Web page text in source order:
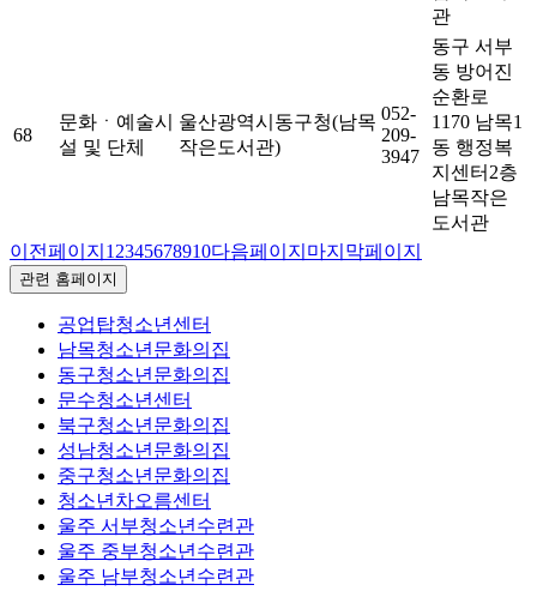
관
68
문화ㆍ예술시
설 및 단체
울산광역시동구청(남목
작은도서관)
052-
209-
3947
동구 서부
동 방어진
순환로
1170 남목1
동 행정복
지센터2층
남목작은
도서관
이전페이지 1 2345678910다음페이지 마지막페이지
관련 홈페이지
공업탑청소년센터
남목청소년문화의집
동구청소년문화의집
문수청소년센터
북구청소년문화의집
성남청소년문화의집
중구청소년문화의집
청소년차오름센터
울주 서부청소년수련관
울주 중부청소년수련관
울주 남부청소년수련관